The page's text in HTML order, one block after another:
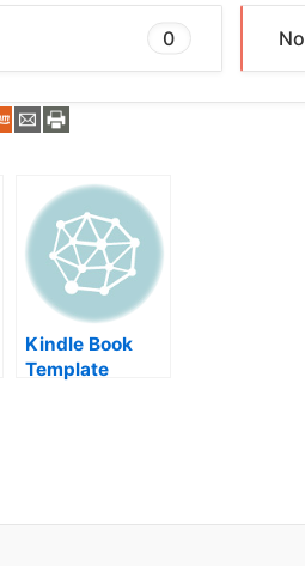
0 No
Kindle Book
Template